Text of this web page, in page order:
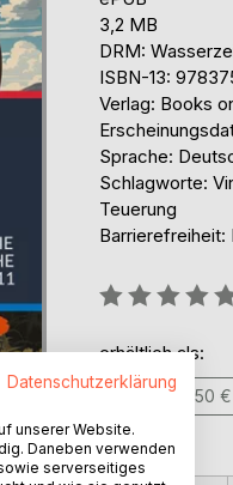
3,2 MB
DRM:
ISBN-13:
Verlag: Books
Sprache:
Schlagworte:
Teuerung
Barrierefreiheit:
Bewertung::
erhältlich als:
BUCH 8,50 €
Datenschutzerklärung
unserer Website.
Daneben verwenden
serverseitiges